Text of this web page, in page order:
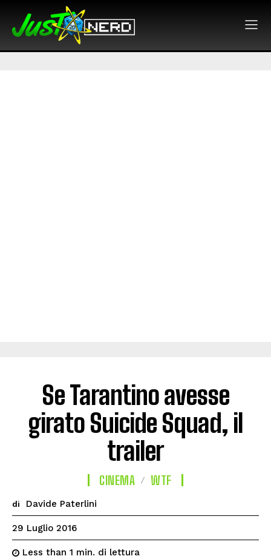
Se Tarantino avesse
girato Suicide Squad, il
trailer
CINEMA WTF
di Davide Paterlini
29 Luglio 2016
Less than 1 min. di lettura